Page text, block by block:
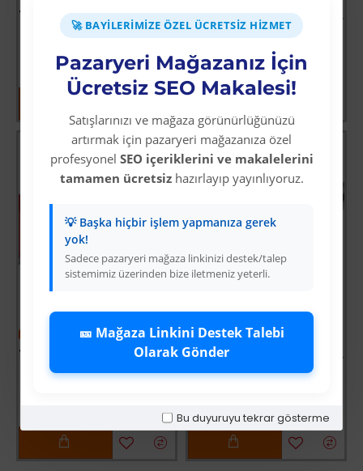
🚀 BAYILERIMIZE ÖZEL ÜCRETSIZ HIZMET
Pazaryeri Mağazanız İçin
Ücretsiz SEO Makalesi!
Satışlarınızı ve mağaza görünürlüğünüzü
artırmak için pazaryeri mağazanıza özel
profesyonel SEO içeriklerini ve makalelerini
tamamen ücretsizhazırlayıp yayınlıyoruz.
💡 Başka hiçbir işlem yapmanıza gerek
yok!
Sadece pazaryeri mağaza linkinizi destek/talep
sistemimiz üzerinden bize iletmeniz yeterli.
🎫 Mağaza Linkini Destek Talebi
Olarak Gönder
Bu duyuruyu tekrar gösterme
TopShop TH14433 Tas Menteşe Açma 65 mm
Üyelere Özel Fiyat
TopShop TH14436 Tas Menteşe Açma 80 mm
Üyelere Özel Fiyat
Üye Olunuz
TopShop TH14438 Tas Menteşe Açma 90 mm
Üyelere Özel Fiyat
-33 %
TopShop TH14439 Tas Menteşe Açma 100 mm
Üyelere Özel Fiyat